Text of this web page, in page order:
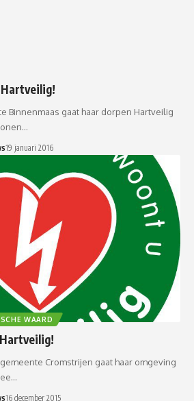
Binnenmaas gaat haar dorpen Hartveilig
19 januari 2016
WAARD
gemeente Cromstrijen gaat haar omgeving
16 december 2015